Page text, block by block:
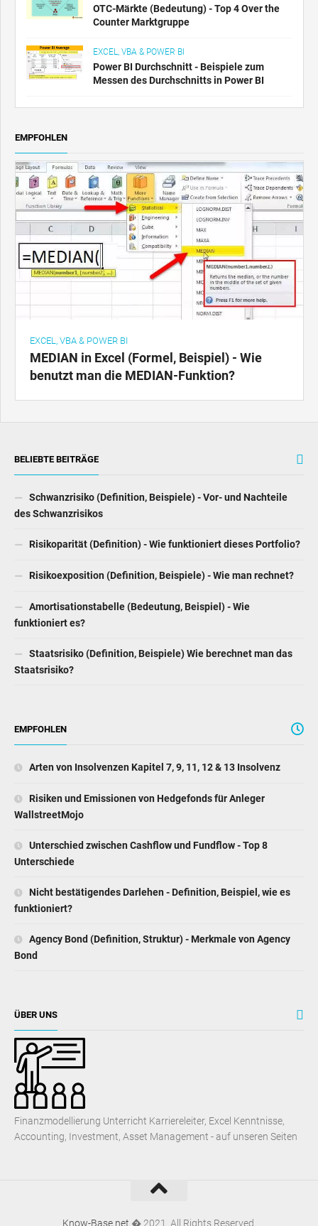
OTC-Märkte (Bedeutung) - Top 4 Over the
Counter Marktgruppe
EXCEL, VBA & POWER BI
Power BI Durchschnitt - Beispiele zum
Messen des Durchschnitts in Power BI
EMPFOHLEN
EXCEL, VBA & POWER BI
MEDIAN in Excel (Formel, Beispiel) - Wie
benutzt man die MEDIAN-Funktion?
BELIEBTE BEITRÄGE
Schwanzrisiko (Definition, Beispiele) - Vor- und Nachteile
des Schwanzrisikos
Risikoparität (Definition) - Wie funktioniert dieses Portfolio?
Risikoexposition (Definition, Beispiele) - Wie man rechnet?
Amortisationstabelle (Bedeutung, Beispiel) - Wie
funktioniert es?
Staatsrisiko (Definition, Beispiele) Wie berechnet man das
Staatsrisiko?
EMPFOHLEN
Arten von Insolvenzen Kapitel 7, 9, 11, 12 & 13 Insolvenz
Risiken und Emissionen von Hedgefonds für Anleger
WallstreetMojo
Unterschied zwischen Cashflow und Fundflow - Top 8
Unterschiede
Nicht bestätigendes Darlehen - Definition, Beispiel, wie es
funktioniert?
Agency Bond (Definition, Struktur) - Merkmale von Agency
Bond
ÜBER UNS
Finanzmodellierung Unterricht Karriereleiter, Excel Kenntnisse,
Accounting, Investment, Asset Management - auf unseren Seiten
Know-Base.net � 2021. All Rights Reserved.